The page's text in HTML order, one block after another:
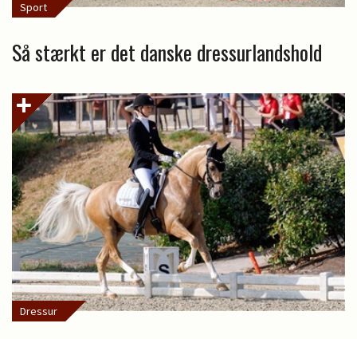
Sport
Så stærkt er det danske dressurlandshold
Dressur